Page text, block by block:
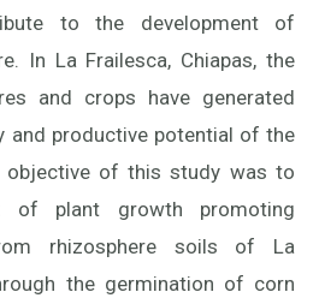
to the development of
In La Frailesca, Chiapas, the
and crops have generated
and productive potential of the
of this study was to
of plant growth promoting
rhizosphere soils of La
the germination of corn